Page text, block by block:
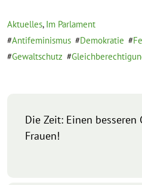
Aktuelles, Im Parlament
Antifeminismus
Demokratie
Gewaltschutz
Die Zeit: Einen besseren
Frauen!